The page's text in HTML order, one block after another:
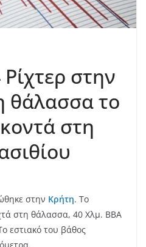
στην
θάλασσα το
στη
στην Κρήτη. Το
στη θάλασσα, 40 Χλμ. ΒΒΑ
εστιακό του βάθος